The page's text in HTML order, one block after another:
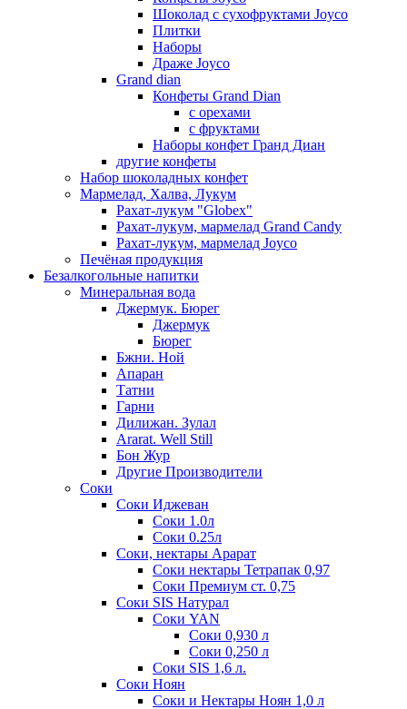
Шоколад с сухофруктами Joyco
Плитки
Наборы
Драже Joyco
Grand dian
Конфеты Grand Dian
с орехами
с фруктами
Наборы конфет Гранд Диан
другие конфеты
Набор шоколадных конфет
Мармелад, Халва, Лукум
Рахат-лукум "Globex"
Рахат-лукум, мармелад Grand Candy
Рахат-лукум, мармелад Joyco
Печёная продукция
Безалкогольные напитки
Минеральная вода
Джермук. Бюрег
Джермук
Бюрег
Бжни. Ной
Апаран
Татни
Гарни
Дилижан. Зулал
Ararat. Well Still
Бон Жур
Другие Производители
Соки
Соки Иджеван
Соки 1.0л
Соки 0.25л
Соки, нектары Арарат
Соки нектары Тетрапак 0,97
Соки Премиум ст. 0,75
Соки SIS Натурал
Соки YAN
Соки 0,930 л
Соки 0,250 л
Соки SIS 1,6 л.
Соки Ноян
Соки и Нектары Ноян 1,0 л